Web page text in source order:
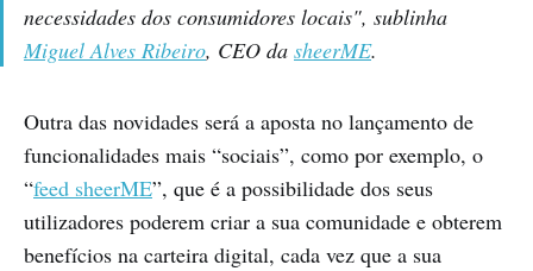
necessidades dos consumidores locais", sublinha
Miguel Alves Ribeiro, CEO da sheerME.
Outra das novidades será a aposta no lançamento de
funcionalidades mais “sociais”, como por exemplo, o
“feed sheerME”, que é a possibilidade dos seus
utilizadores poderem criar a sua comunidade e obterem
benefícios na carteira digital, cada vez que a sua